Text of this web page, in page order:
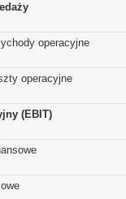
operacyjne
operacyjne
(EBIT)